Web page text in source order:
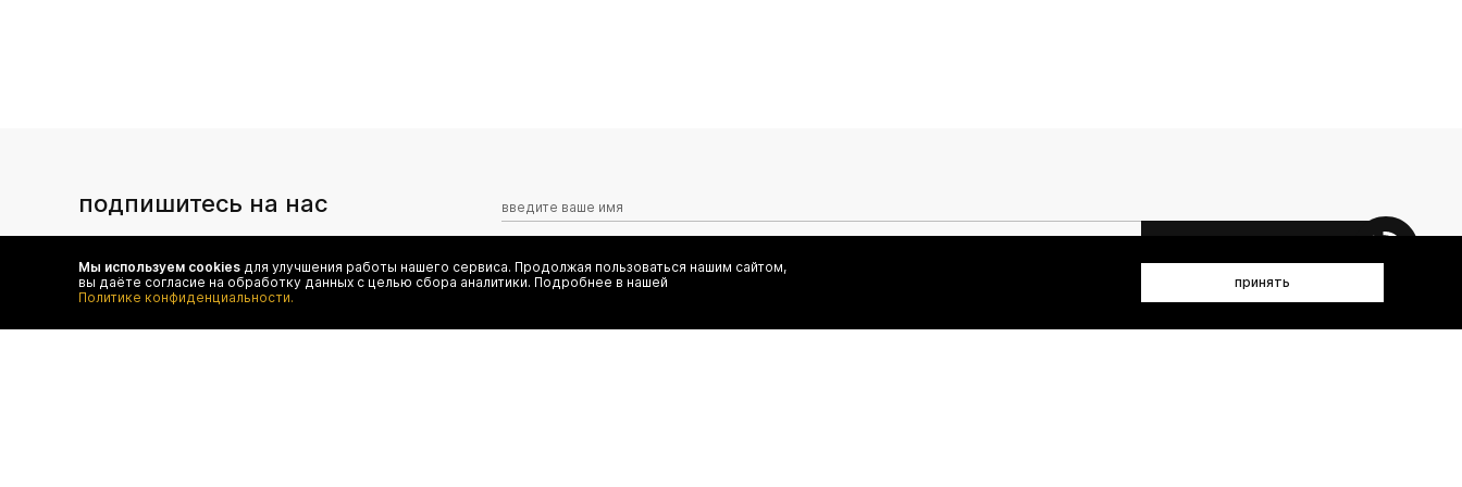
подпишитесь на нас
и специальным предложениям authentica.love
Я даю согласие на сбор, обработку и хранение моих персональных данных (имя, email, телефон) для получения рекламных и
Политикой конфиденциальности
Мы используем cookies для улучшения работы нашего сервиса. Продолжая пользоваться нашим сайтом,
вы даёте согласие на обработку данных с целью сбора аналитики. Подробнее в нашей
Политике конфиденциальности.
принять